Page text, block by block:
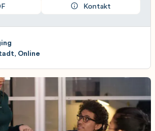
Kontakt
Online